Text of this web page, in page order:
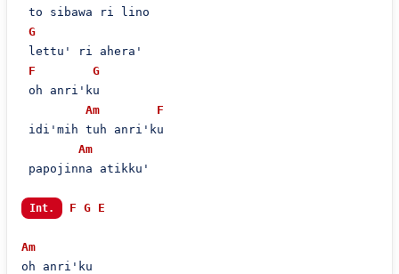
to sibawa ri lino
G
lettu' ri ahera'
F
G
oh anri'ku
Am
F
idi'mih tuh anri'ku
Am
papojinna atikku'
Int. F G E
Am
oh anri'ku